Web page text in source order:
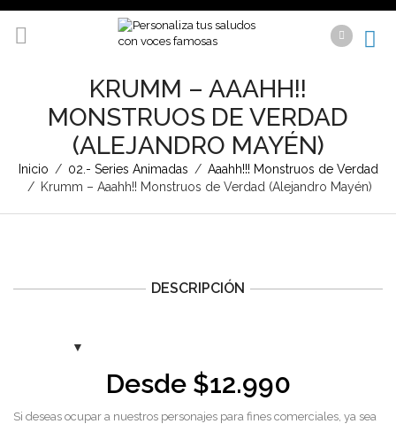
KRUMM – AAAHH!!
MONSTRUOS DE VERDAD
(ALEJANDRO MAYÉN)
Inicio / 02.- Series Animadas / Aaahh!!! Monstruos de Verdad
/ Krumm – Aaahh!! Monstruos de Verdad (Alejandro Mayén)
DESCRIPCIÓN
Desde $12.990
Si deseas ocupar a nuestros personajes para fines comerciales, ya sea